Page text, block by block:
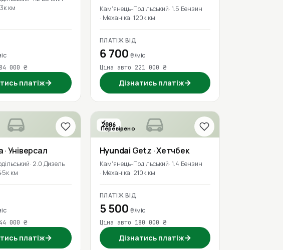
км
000 ₴
платіж→
Кам'янець-Подільський 1.5 Бензин
Механіка 120к км
ПЛАТІЖ ВІД
6 700 ₴/міс
Ціна авто 221 000 ₴
Дізнатись платіж→
· Універсал
2.0 Дизель
км
000 ₴
платіж→
2006
Перевірено
Hyundai Getz · Хетчбек
Кам'янець-Подільський 1.4 Бензин
Механіка 210к км
ПЛАТІЖ ВІД
5 500 ₴/міс
Ціна авто 180 000 ₴
Дізнатись платіж→